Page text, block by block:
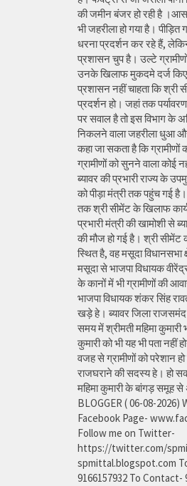
की जमीन बंजर हो रही है
भी जहरीला हो गया है। पीड़ित
धरना प्रदर्शन कर रहे हैं,
प्रशासन चुप है। उल्टे
उनके खिलाफ मुकदमे दर्ज
प्रशासन नहीं चाहता कि
प्रदर्शन हो। जहां तक
पर सवाल है तो इस विभाग के
निकलने वाला जहरीला धुआ
कहा जा सकता है कि ग्रामीणों
ग्रामीणों को सुनने वाला कोई
ब्यावर की प्रभारी राज्य के
को पीड़ा मंत्री तक पहुंच गई
तक श्री सीमेंट के खिलाफ
प्रभारी मंत्री की खामोशी से
की मौज हो गई है। श्री सीमेंट
स्थित है, वह मसूदा
मसूदा से भाजपा विधायक
के कानों में भी ग्रामीणों की
भाजपा विधायक शंकर सिंह
खड़े हे। ब्यावर जिला
समय में श्रीमती महिमा
कुमारी को भी यह भी पता नहीं
वजह से ग्रामीणों को परेशान हो
राजघराने की सदस्य हे। हो
महिमा कुमारी के बांगड़ समूह
BLOGGER ( 06-08-
Facebook Page-
Follow me on Twitter-
https://twitter.com/
spmittal.blogspot.com
9166157932 To Contact-